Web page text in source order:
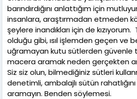
barındırdığını anlattığım için
insanlara, araştırmadan etmeden
şeylere inandıkları için de
olduğu gibi, ısıl işlemden geçen ve
uğramayan kutu sütlerden güvenle
macera aramak neden gerçekten
Siz siz olun, bilmediğiniz sütleri
denetimli, ambalajlı sütün
aramayın. Benden söylemesi.